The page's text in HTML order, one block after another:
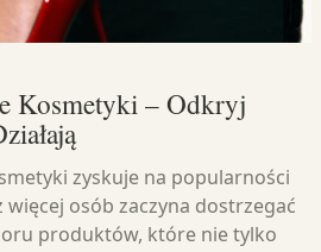
Kosmetyki – Odkryj
zyskuje na popularności
osób zaczyna dostrzegać
produktów, które nie tylko